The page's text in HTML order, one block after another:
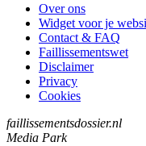
Over ons
Widget voor je
Contact & FAQ
Faillissementswet
Disclaimer
Privacy
Cookies
faillissementsdossier.nl
Media Park